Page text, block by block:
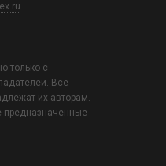
только с
Все
их авторам.
предназначенные